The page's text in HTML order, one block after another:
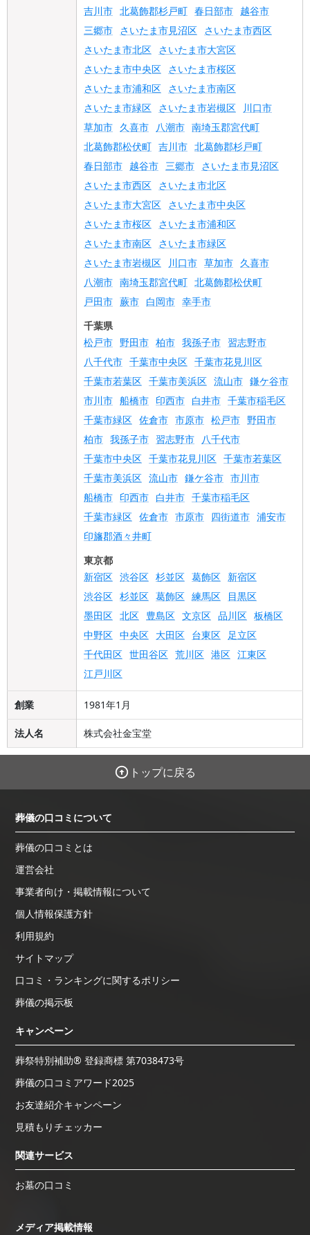
吉川市 北葛飾郡杉戸町 春日部市 越谷市
三郷市 さいたま市見沼区 さいたま市西区
さいたま市北区 さいたま市大宮区
さいたま市中央区 さいたま市桜区
さいたま市浦和区 さいたま市南区
さいたま市緑区 さいたま市岩槻区
川口市
草加市 久喜市 八潮市 南埼玉郡宮代町
北葛飾郡松伏町 吉川市 北葛飾郡杉戸町
春日部市 越谷市 三郷市 さいたま市見沼区
さいたま市西区 さいたま市北区
さいたま市大宮区 さいたま市中央区
さいたま市桜区 さいたま市浦和区
さいたま市南区 さいたま市緑区
さいたま市岩槻区
川口市 草加市 久喜市
八潮市 南埼玉郡宮代町 北葛飾郡松伏町
戸田市 蕨市 白岡市 幸手市
千葉県
松戸市 野田市 柏市 我孫子市 習志野市
八千代市 千葉市中央区 千葉市花見川区
千葉市若葉区 千葉市美浜区 流山市 鎌ケ谷市
市川市 船橋市 印西市 白井市 千葉市稲毛区
千葉市緑区 佐倉市 市原市 松戸市 野田市
柏市 我孫子市 習志野市 八千代市
千葉市中央区 千葉市花見川区 千葉市若葉区
千葉市美浜区 流山市 鎌ケ谷市 市川市
船橋市 印西市 白井市 千葉市稲毛区
千葉市緑区 佐倉市 市原市 四街道市 浦安市
印旛郡酒々井町
東京都
新宿区 渋谷区 杉並区 葛飾区 新宿区
渋谷区 杉並区 葛飾区 練馬区
目黒区
墨田区 北区 豊島区 文京区 品川区 板橋区
中野区 中央区 大田区 台東区 足立区
千代田区 世田谷区 荒川区 港区 江東区
江戸川区
創業 1981年1月
法人名 株式会社金宝堂
トップに戻る
葬儀の口コミについて
葬儀の口コミとは
運営会社
事業者向け・掲載情報について
個人情報保護方針
利用規約
サイトマップ
口コミ・ランキングに関するポリシー
葬儀の掲示板
キャンペーン
葬祭特別補助® 登録商標 第7038473号
葬儀の口コミアワード2025
お友達紹介キャンペーン
見積もりチェッカー
関連サービス
お墓の口コミ
メディア掲載情報